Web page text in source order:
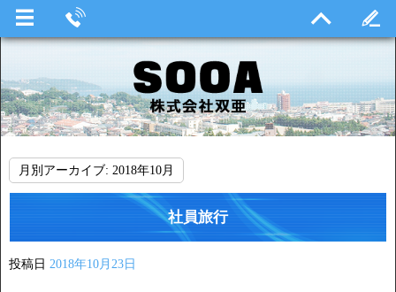
月別アーカイブ: 2018年10月
社員旅行
投稿日 2018年10月23日